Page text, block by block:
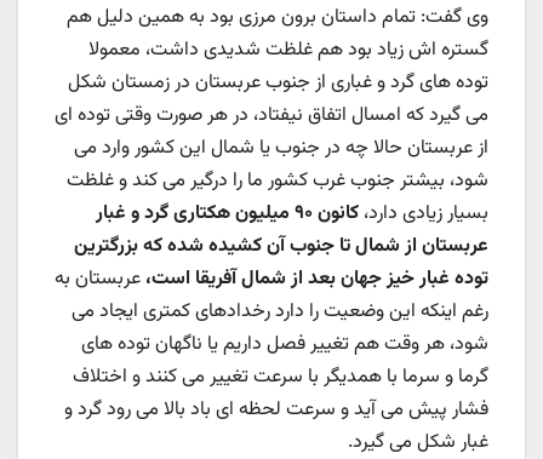
وی گفت: تمام داستان برون مرزی بود به همین دلیل هم
گستره اش زیاد بود هم غلظت شدیدی داشت، معمولا
توده های گرد و غباری از جنوب عربستان در زمستان شکل
می گیرد که امسال اتفاق نیفتاد، در هر صورت وقتی توده ای
از عربستان حالا چه در جنوب یا شمال این کشور وارد می
شود، بیشتر جنوب غرب کشور ما را درگیر می کند و غلظت
بسیار زیادی دارد،
کانون ۹۰ میلیون هکتاری گرد و غبار
عربستان از شمال تا جنوب آن کشیده شده که بزرگترین
توده غبار خیز جهان بعد از شمال آفریقا است، عربستان به
رغم اینکه این وضعیت را دارد رخدادهای کمتری ایجاد می
شود، هر وقت هم تغییر فصل داریم یا ناگهان توده های
گرما و سرما با همدیگر با سرعت تغییر می کنند و اختلاف
فشار پیش می آید و سرعت لحظه ای باد بالا می رود گرد و
غبار شکل می گیرد.